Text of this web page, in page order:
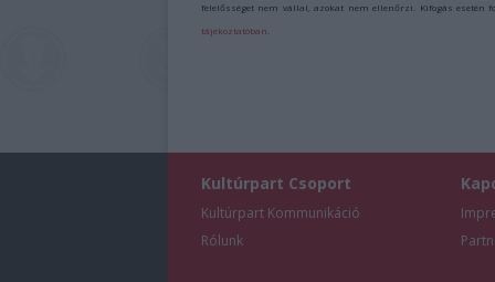
felelősséget nem vállal, azokat nem ellenőrzi. Kifogás esetén
tájékoztatóban
Kultúrpart Csoport
Kultúrpart Kommunikáció
Rólunk